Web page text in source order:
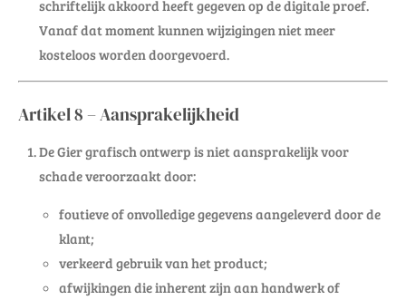
schriftelijk akkoord heeft gegeven op de digitale proef.
Vanaf dat moment kunnen wijzigingen niet meer
kosteloos worden doorgevoerd.
Artikel 8 – Aansprakelijkheid
De Gier grafisch ontwerp is niet aansprakelijk voor
schade veroorzaakt door:
foutieve of onvolledige gegevens aangeleverd door de
klant;
verkeerd gebruik van het product;
afwijkingen die inherent zijn aan handwerk of